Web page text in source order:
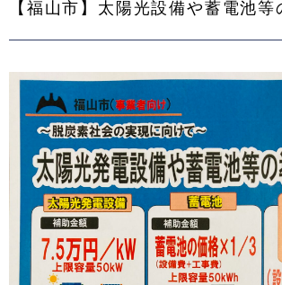
【福山市】太陽光設備や蓄電池等